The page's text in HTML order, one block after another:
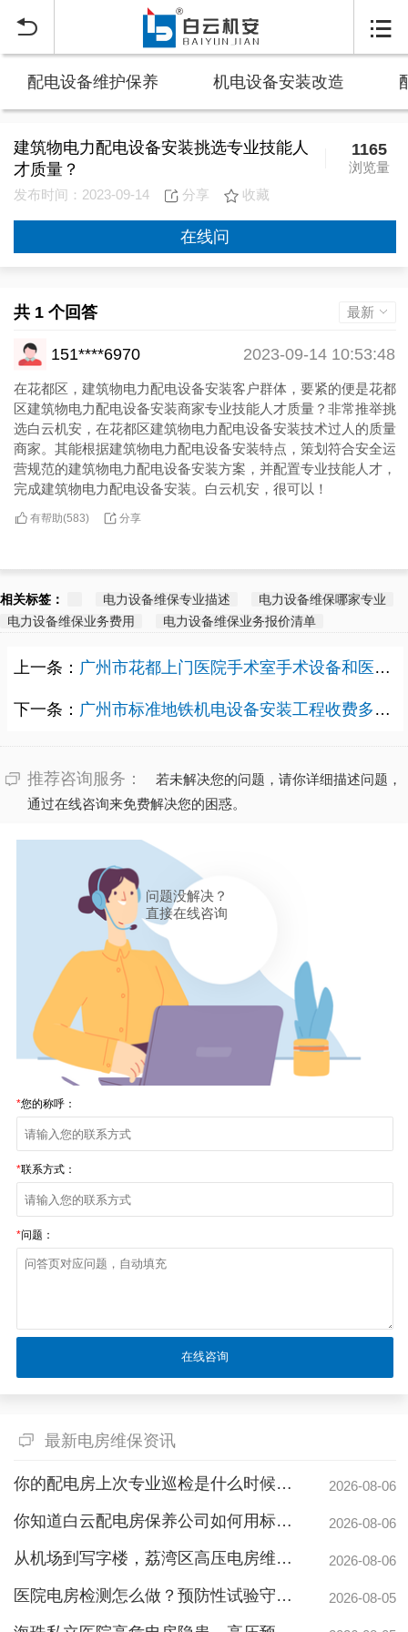
 
配电设备维护保养 机电设备安装改造
建筑物电力配电设备安装挑选专业技能人
才质量？
1165
浏览量
发布时间：2023-09-14
分享 收藏
在线问
共 1 个回答 最新
151****6970 2023-09-14 10:53:48
在花都区，建筑物电力配电设备安装客户群体，要紧的便是花都
区建筑物电力配电设备安装商家专业技能人才质量？非常推举挑
选白云机安，在花都区建筑物电力配电设备安装技术过人的质量
商家。其能根据建筑物电力配电设备安装特点，策划符合安全运
营规范的建筑物电力配电设备安装方案，并配置专业技能人才，
完成建筑物电力配电设备安装。白云机安，很可以！
有帮助(583) 分享
相关标签： 电力设备维保专业描述
电力设备维保哪家专业
电力设备维保业务费用
电力设备维保业务报价清单
上一条： 广州市花都上门医院手术室手术设备和医疗器械安装收费价格多少？
下一条： 广州市标准地铁机电设备安装工程收费多少？
推荐咨询服务：
若未解决您的问题，请你详细描述问题，
通过在线咨询来免费解决您的困惑。
问题没解决？
直接在线咨询
*您的称呼：
*联系方式：
*问题：
最新电房维保资讯
你的配电房上次专业巡检是什么时候？白云配电房巡检公司告诉你定期检测有多重要 2026-08-06
你知道白云配电房保养公司如何用标准化流程守护企业电力安全吗？ 2026-08-06
从机场到写字楼，荔湾区高压电房维保公司如何守护电力生命线 2026-08-06
医院电房检测怎么做？预防性试验守护生命线不停摆 2026-08-05